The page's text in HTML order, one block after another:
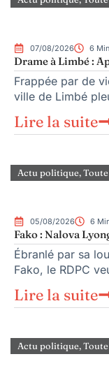
07/08/2026 6
Drame à Limbé :
Frappée par de
ville de Limbé
Lire la suite
Actu politique,
05/08/2026 6
Fako : Nalova
Ébranlé par sa
Fako, le RDPC
Lire la suite
Actu politique,